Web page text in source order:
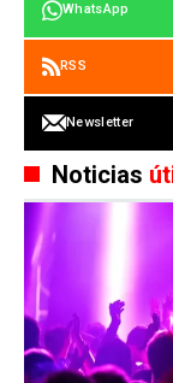
WhatsApp
RSS
Newsletter
Noticias